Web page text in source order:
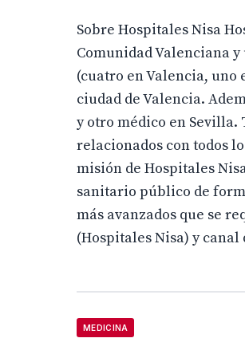
Sobre Hospitales Nisa
Comunidad Valenciana
(cuatro en Valencia, uno
ciudad de Valencia.
y otro médico en Sevilla.
relacionados con todos
misión de Hospitales
sanitario público de
más avanzados que se
(Hospitales Nisa) y canal
MEDICINA